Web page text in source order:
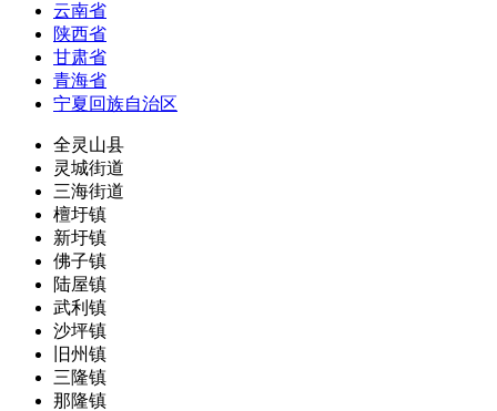
云南省
陕西省
甘肃省
青海省
宁夏回族自治区
全灵山县
灵城街道
三海街道
檀圩镇
新圩镇
佛子镇
陆屋镇
武利镇
沙坪镇
旧州镇
三隆镇
那隆镇